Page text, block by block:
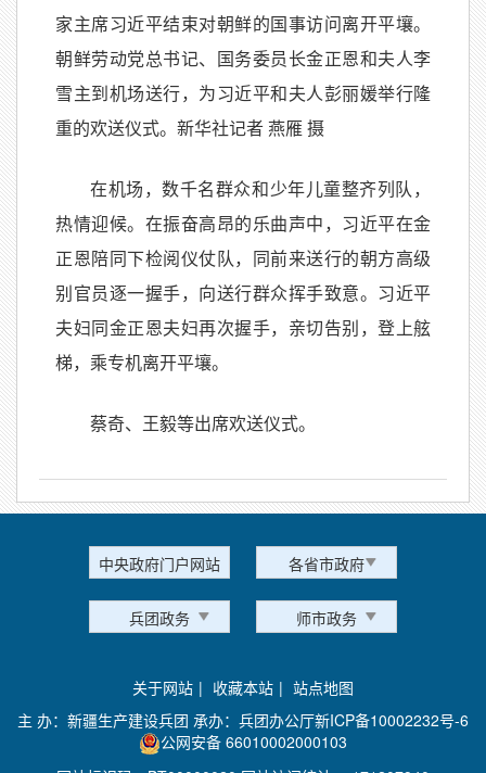
家主席习近平结束对朝鲜的国事访问离开平壤。
朝鲜劳动党总书记、国务委员长金正恩和夫人李
雪主到机场送行，为习近平和夫人彭丽媛举行隆
重的欢送仪式。新华社记者 燕雁 摄
在机场，数千名群众和少年儿童整齐列队，
热情迎候。在振奋高昂的乐曲声中，习近平在金
正恩陪同下检阅仪仗队，同前来送行的朝方高级
别官员逐一握手，向送行群众挥手致意。习近平
夫妇同金正恩夫妇再次握手，亲切告别，登上舷
梯，乘专机离开平壤。
蔡奇、王毅等出席欢送仪式。
中央政府门户网站 各省市政府
兵团政务 师市政务
关于网站 | 收藏本站 | 站点地图
主 办：新疆生产建设兵团 承办：兵团办公厅新ICP备10002232号-6
公网安备 66010002000103